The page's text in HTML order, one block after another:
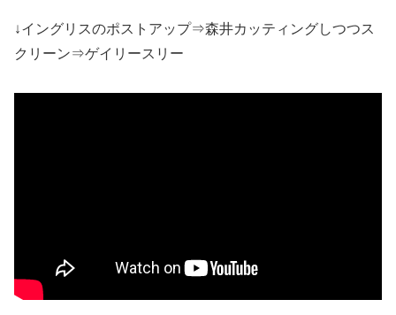
↓イングリスのポストアップ⇒森井カッティングしつつス
クリーン⇒ゲイリースリー